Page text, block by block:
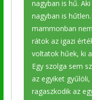
nagyban is hű.
nagyban is
mammonban
rátok az igazi
voltatok hűek, ki
Egy szolga sem
az egyiket
ragaszkodik az